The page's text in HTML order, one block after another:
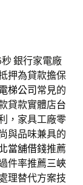
秒銀行家電廠
押為貸款擔保
梯公司 常見的
貸款實體店台
，家具工廠零
與品味兼具的
當舖借錢推薦
件率推薦三峽
理替代方案技